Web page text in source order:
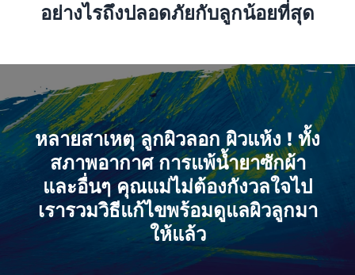
อย่างไรถึงปลอดภัยกับลูกน้อยที่สุด
หลายสาเหตุ ลูกผิวลอก ผิวแห้ง ! ทั้ง
สภาพอากาศ การแพ้น้ำยาซักผ้า
และอื่นๆ คุณแม่ไม่ต้องกังวลใจไป
เรารวมวิธีแก้ไขพร้อมดูแลผิวลูกมา
ให้แล้ว